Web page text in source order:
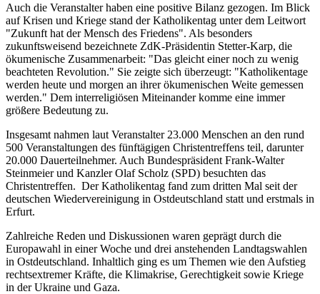
Auch die Veranstalter haben eine positive Bilanz gezogen. Im Blick
auf Krisen und Kriege stand der Katholikentag unter dem Leitwort
"Zukunft hat der Mensch des Friedens". Als besonders
zukunftsweisend bezeichnete ZdK-Präsidentin Stetter-Karp, die
ökumenische Zusammenarbeit: "Das gleicht einer noch zu wenig
beachteten Revolution." Sie zeigte sich überzeugt: "Katholikentage
werden heute und morgen an ihrer ökumenischen Weite gemessen
werden." Dem interreligiösen Miteinander komme eine immer
größere Bedeutung zu.
Insgesamt nahmen laut Veranstalter 23.000 Menschen an den rund
500 Veranstaltungen des fünftägigen Christentreffens teil, darunter
20.000 Dauerteilnehmer. Auch Bundespräsident Frank-Walter
Steinmeier und Kanzler Olaf Scholz (SPD) besuchten das
Christentreffen. Der Katholikentag fand zum dritten Mal seit der
deutschen Wiedervereinigung in Ostdeutschland statt und erstmals in
Erfurt.
Zahlreiche Reden und Diskussionen waren geprägt durch die
Europawahl in einer Woche und drei anstehenden Landtagswahlen
in Ostdeutschland. Inhaltlich ging es um Themen wie den Aufstieg
rechtsextremer Kräfte, die Klimakrise, Gerechtigkeit sowie Kriege
in der Ukraine und Gaza.